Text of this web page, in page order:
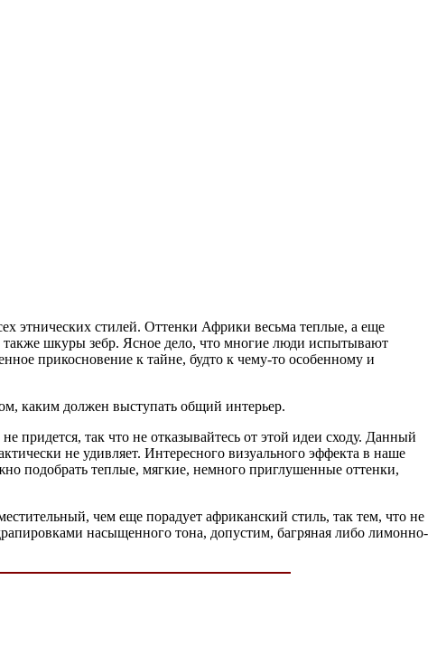
этнических стилей. Оттенки Африки весьма теплые, а еще
шкуры зебр. Ясное дело, что многие люди испытывают
прикосновение к тайне, будто к чему-то особенному и
каким должен выступать общий интерьер.
так что не отказывайтесь от этой идеи сходу. Данный
не удивляет. Интересного визуального эффекта в наше
подобрать теплые, мягкие, немного приглушенные оттенки,
чем еще порадует африканский стиль, так тем, что не
насыщенного тона, допустим, багряная либо лимонно-